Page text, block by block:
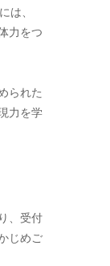
は、
力をつ
られた
力を学
、受付
じめご